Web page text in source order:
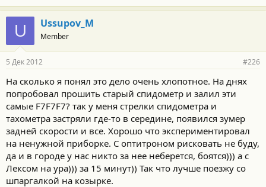
U Ussupov_M
Member
5 Дек 2012 #226
На сколько я понял это дело очень хлопотное. На днях
попробовал прошить старый спидометр и залил эти
самые F7F7F7? так у меня стрелки спидометра и
тахометра застряли где-то в середине, появился зумер
задней скорости и все. Хорошо что экспериментировал
на ненужной приборке. С оптитроном рисковать не буду,
да и в городе у нас никто за нее неберется, боятся))) а с
Лексом на ура))) за 15 минут)) Так что лучше поезжу со
шпаргалкой на козырке.